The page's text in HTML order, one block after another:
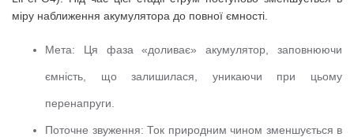
міру наближення акумулятора до повної ємності.
Мета: Ця фаза «доливає» акумулятор, заповнюючи
ємність, що залишилася, уникаючи при цьому
перенапруги.
Поточне звуження: Ток природним чином зменшується в